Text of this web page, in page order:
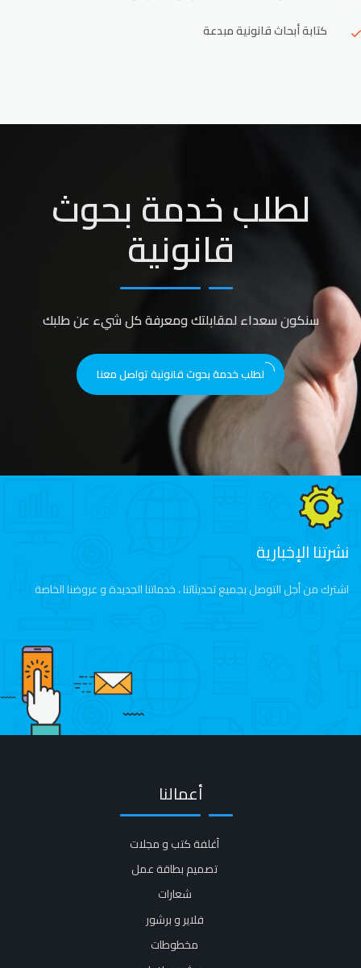
كتابة أبحاث قانونية مبدعة
لطلب خدمة بحوث
قانونية
سنكون سعداء لمقابلتك ومعرفة كل شيء عن طلبك
لطلب خدمة بحوث قانونية تواصل معنا
نشرتنا الإخبارية
اشترك من أجل التوصل بجميع تحديثاتنا ، خدماتنا الجديدة و عروضنا الخاصة
أعمالنا
أغلفة كتب و مجلات​
تصميم بطاقة عمل
شعارات
فلاير و برشور​
مخطوطات